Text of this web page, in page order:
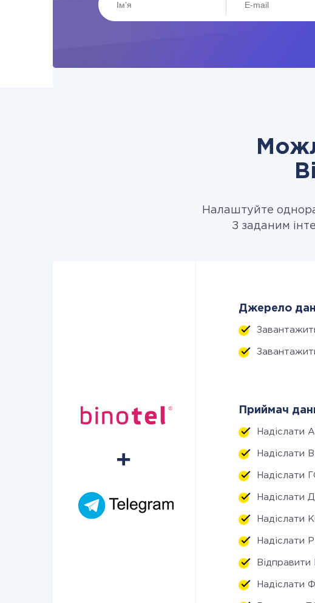
Налаштуйте
З заданим
Джерело
Приймач
Надіслати
Надіслати
Надіслати
Надіслати
Надіслати